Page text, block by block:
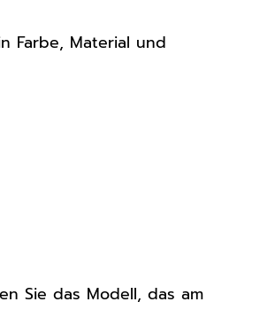
Farbe, Material und
Sie das Modell, das am